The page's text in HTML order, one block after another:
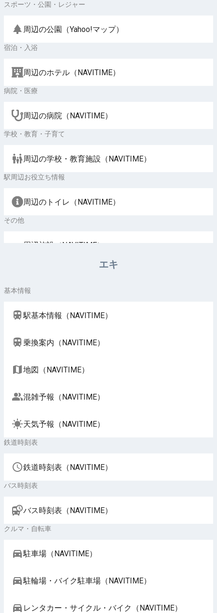
スポーツ・公園・レジャー
周辺の公園（Yahoo!マップ）
宿泊・入浴
周辺のホテル（NAVITIME）
病院・医療
周辺の病院（NAVITIME）
学校・教育・子育て
周辺の学校・教育施設（NAVITIME）
駅周辺お役立ち情報
周辺のトイレ（NAVITIME）
その他
周辺施設（NAVITIME）
エキ
基本情報
駅基本情報（NAVITIME）
乗換案内（NAVITIME）
地図（NAVITIME）
混雑予報（NAVITIME）
天気予報（NAVITIME）
鉄道時刻表
鉄道時刻表（NAVITIME）
バス時刻表
バス時刻表（NAVITIME）
クルマ・自転車
駐車場（NAVITIME）
駐輪場・バイク駐車場（NAVITIME）
レンタカー・サイクル・バイク（NAVITIME）